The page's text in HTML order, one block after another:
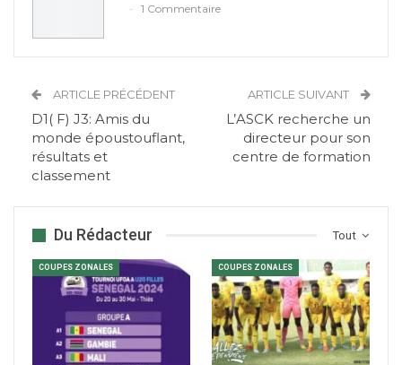
1 Commentaire
ARTICLE PRÉCÉDENT
D1( F) J3: Amis du
monde époustouflant,
résultats et
classement
ARTICLE SUIVANT
L’ASCK recherche un
directeur pour son
centre de formation
Tout
Du Rédacteur
COUPES ZONALES COUPES ZONALES